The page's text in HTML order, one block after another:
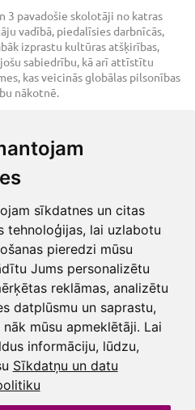
sīkdatnes un citas
tehnoloģijas, lai uzlabotu
pieredzi mūsu
Jums personalizētu
reklāmas, analizētu
datplūsmu un saprastu,
mūsu apmeklētāji. Lai
informāciju, lūdzu,
Sīkdatņu un datu
3 pavadošie skolotāji no katras
vadībā, piedalīsies darbnīcās,
izprastu kultūras atšķirības,
sabiedrību, kā arī attīstītu
kas veicinās globālas pilsonības
nākotnē.
piecu dienu programmu viesiem
tādām būtiskām tēmām kā
un enerģijas taupīšana.
zināšanas, kas palīdzēs
attīstīt atbildīgu attieksmi pret
2025
School (LT)
un radošās industrijas
centra vadītāja Zane Saukāne,